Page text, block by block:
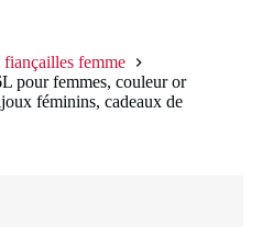
fiançailles femme
pour femmes, couleur or
féminins, cadeaux de